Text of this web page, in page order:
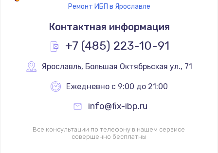
Ремонт ИБП в Ярославле
Контактная информация
+7 (485) 223-10-91
Ярославль, Большая Октябрьская ул., 71
Ежедневно с 9:00 до 21:00
info@fix-ibp.ru
Все консультации по телефону в нашем сервисе
совершенно бесплатны